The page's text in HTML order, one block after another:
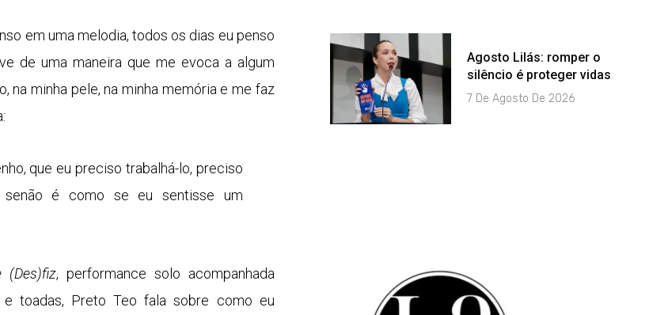
em uma melodia, todos os dias eu penso
de uma maneira que me evoca a algum
minha pele, na minha memória e me faz
que eu preciso trabalhá-lo, preciso
senão é como se eu sentisse um
(Des)fiz, performance solo acompanhada
toadas, Preto Teo fala sobre como eu
Agosto Lilás: romper o
silêncio é proteger vidas
7 De Agosto De 2026